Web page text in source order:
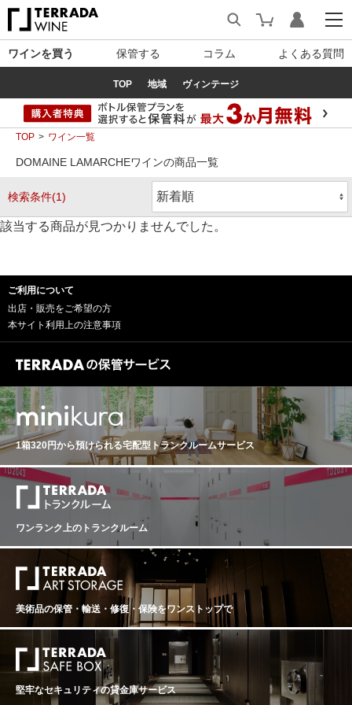
ワインを買う 保管する コラム よくある質問
TOP 地域 ヴィンテージ
TOP ワイン一覧
DOMAINE LAMARCHEワインの商品一覧
検索条件(1)
該当する商品が見つかりませんでした。
ご利用について
出店・販売をご希望の方
本サイト利用上の注意事項
1箱320円から預けられる宅配型トランクルームサービス
ワンランク上のトランクルーム
美術品の保管・輸送・修復・保険をワンストップで
堅牢なセキュリティの貸金庫サービス